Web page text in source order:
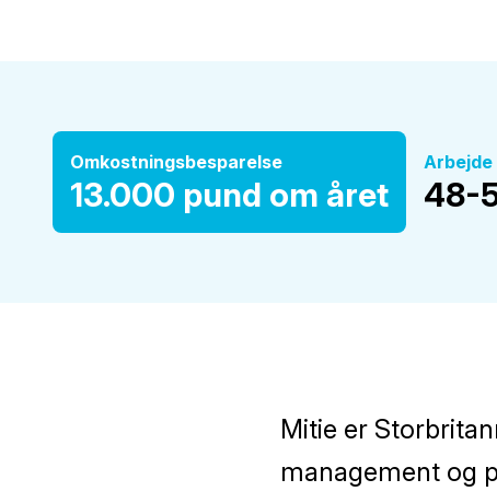
Omkostningsbesparelse
13.000 pund om året
Arbejde
48-
Mitie er
management og